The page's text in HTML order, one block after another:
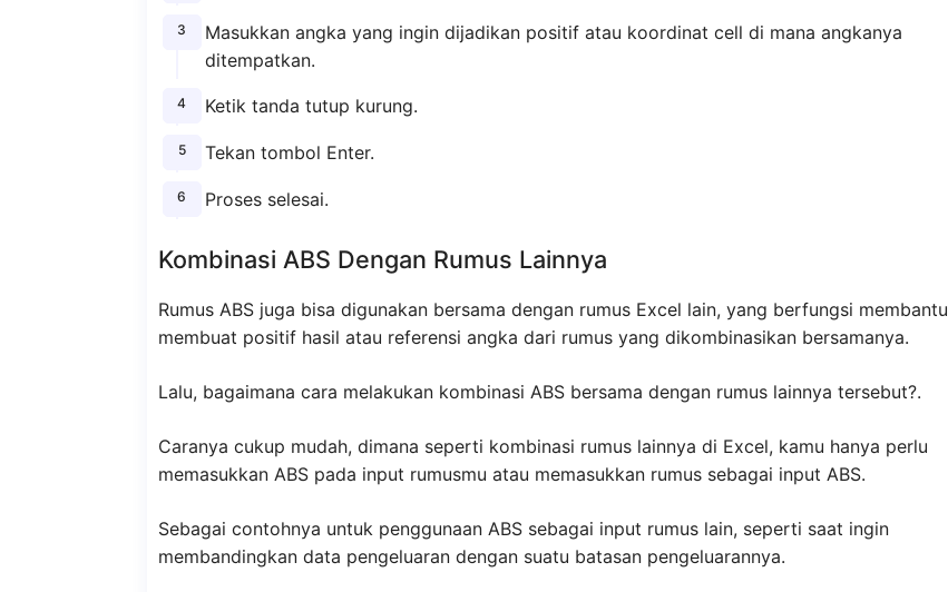
Masukkan angka yang ingin dijadikan positif atau koordinat cell di mana angkanya
ditempatkan.
Ketik tanda tutup kurung.
Tekan tombol Enter.
Proses selesai.
Kombinasi ABS Dengan Rumus Lainnya
Rumus ABS juga bisa digunakan bersama dengan rumus Excel lain, yang berfungsi membantu
membuat positif hasil atau referensi angka dari rumus yang dikombinasikan bersamanya.
Lalu, bagaimana cara melakukan kombinasi ABS bersama dengan rumus lainnya tersebut?.
Caranya cukup mudah, dimana seperti kombinasi rumus lainnya di Excel, kamu hanya perlu
memasukkan ABS pada input rumusmu atau memasukkan rumus sebagai input ABS.
Sebagai contohnya untuk penggunaan ABS sebagai input rumus lain, seperti saat ingin
membandingkan data pengeluaran dengan suatu batasan pengeluarannya.